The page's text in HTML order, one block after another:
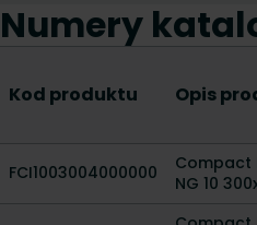
Numery
Kod produktu Opis
FCI1003004000000
Compact
NG 10